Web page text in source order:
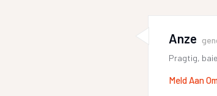
Anze
Pragtig,
Meld Aan